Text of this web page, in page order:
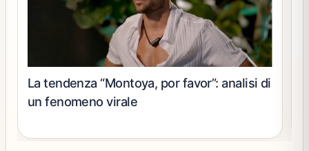
La tendenza “Montoya, por favor”: analisi di
un fenomeno virale